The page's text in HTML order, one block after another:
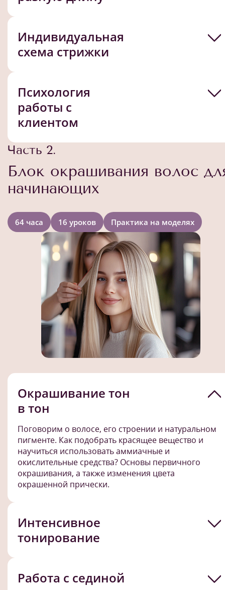
Индивидуальная
схема стрижки
Психология
работы с
клиентом
Часть 2.
Блок окрашивания волос
начинающих
64 часа 16 уроков Практика на моделях
Окрашивание тон
в тон
Поговорим о волосе, его строении и натуральном
пигменте. Как подобрать красящее вещество и
научиться использовать аммиачные и
окислительные средства? Основы первичного
окрашивания, а также изменения цвета
окрашенной прически.
Интенсивное
тонирование
Работа с сединой